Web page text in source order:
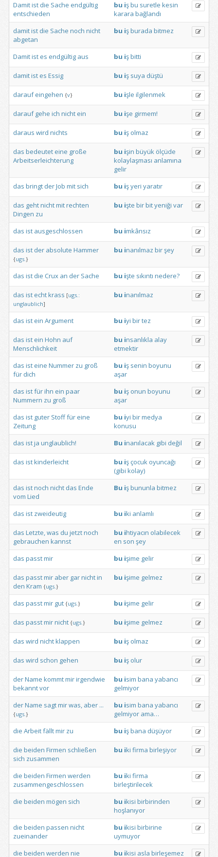
Damitist die Sache endgültig
entschieden
bu işbu suretle kesin
karara bağlandı
damitist die Sache noch nicht
abgetan
bu işburada bitmez
Damitist es endgültig aus bu işbitti
damitist es Essig bu iş suya düştü
darauf eingehen {v} bu işle ilgilenmek
darauf gehe ich nicht ein bu işe girmem!
daraus wird nichts bu iş olmaz
das bedeutet eine große
Arbeitserleichterung
bu işin büyük ölçüde
kolaylaşması anlamına
gelir
das bringt derJob mit sich bu işyeri yaratır
das gehtnichtmitrechten
Dingen zu
bu işte birbityeniği var
das ist ausgeschlossen bu imkânsız
das ist der absolute Hammer
{ugs.}
bu inanılmaz birşey
das ist die Crux an der Sache bu işte sıkıntı nedere?
das ist echtkrass [ugs.:
unglaublich]
bu inanılmaz
das ist ein Argument bu iyi birtez
das ist ein Hohn auf
Menschlichkeit
bu insanlıkla alay
etmektir
das ist eine Nummer zu groß
für dich
bu iş senin boyunu
aşar
das istfürihn ein paar
Nummern zu groß
bu iş onun boyunu
aşar
das ist guter Stofffür eine
Zeitung
bu iyi birmedya
konusu
das istja unglaublich! Bu inanılacak gibi değil
das istkinderleicht bu iş çocuk oyuncağı
(gibi kolay)
das istnoch nicht das Ende
vom Lied
Bu işbununla bitmez
das ist zweideutig bu iki anlamlı
das Letzte,was du jetztnoch
gebrauchen kannst
bu ihtiyacın olabilecek
en son şey
das passtmir bu işime gelir
das passtmir aber garnichtin
den Kram {ugs.}
bu işime gelmez
das passtmir gut {ugs.} bu işime gelir
das passtmirnicht {ugs.} bu işime gelmez
das wird nichtklappen bu iş olmaz
das wird schon gehen bu iş olur
derName kommtmirirgendwie
bekanntvor
bu isim bana yabancı
gelmiyor
derName sagtmirwas, aber ...
{ugs.}
bu isim bana yabancı
gelmiyor ama…
die Arbeitfälltmir zu bu işbana düşüyor
die beiden Firmen schließen
sich zusammen
bu iki firma birleşiyor
die beiden Firmen werden
zusammengeschlossen
bu iki firma
birleştirilecek
die beiden mögen sich bu ikisi birbirinden
hoşlanıyor
die beiden passen nicht
zueinander
bu ikisi birbirine
uymuyor
die beiden werden nie bu ikisi asla birleşemez